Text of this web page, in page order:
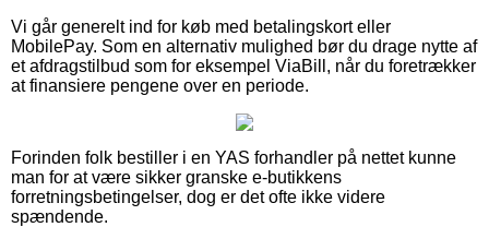
Vi går generelt ind for køb med betalingskort eller
MobilePay. Som en alternativ mulighed bør du drage nytte af
et afdragstilbud som for eksempel ViaBill, når du foretrækker
at finansiere pengene over en periode.
Forinden folk bestiller i en YAS forhandler på nettet kunne
man for at være sikker granske e-butikkens
forretningsbetingelser, dog er det ofte ikke videre
spændende.